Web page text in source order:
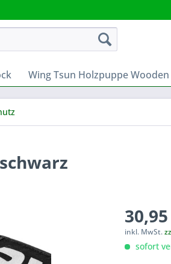
Wing Tsun Holzpuppe
inkl. MwSt.
sofort